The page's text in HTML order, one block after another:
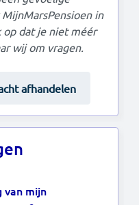
in
op dat je niet méér
wij om vragen.
afhandelen
van mijn